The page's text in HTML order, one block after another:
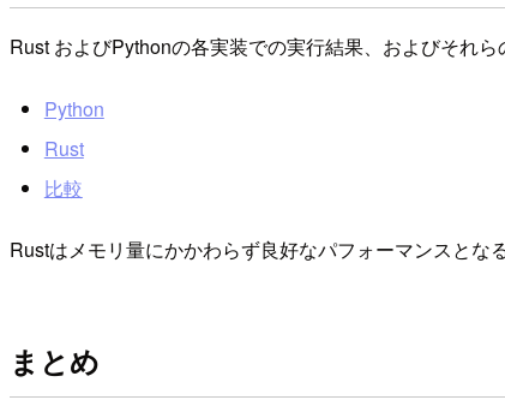
Rust およびPythonの各実装での実行結果、およびそれら
Python
Rust
比較
Rustはメモリ量にかかわらず良好なパフォーマンスとな
まとめ